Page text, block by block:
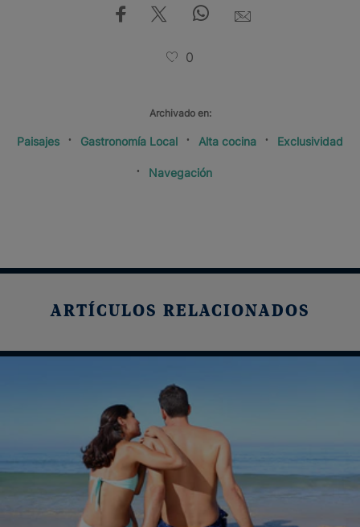
0
Archivado en:
Paisajes Gastronomía Local Alta cocina Exclusividad
Navegación
ARTÍCULOS RELACIONADOS